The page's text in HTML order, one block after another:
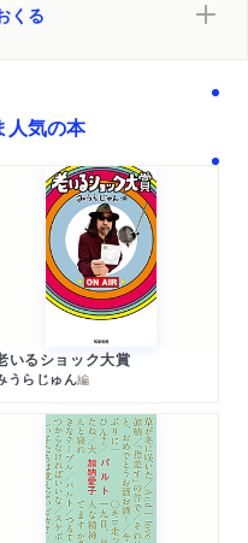
ブックマーク」に著者インタ
係の形成」を目的と
れました。「鶴見済
ビュー 「距離が近い」
きづらさを解消」
：土佐有明さん）
抜粋が公開されまし
い恋愛”。「もう若く
くる
人気の本
いるショック大賞
うらじゅん編